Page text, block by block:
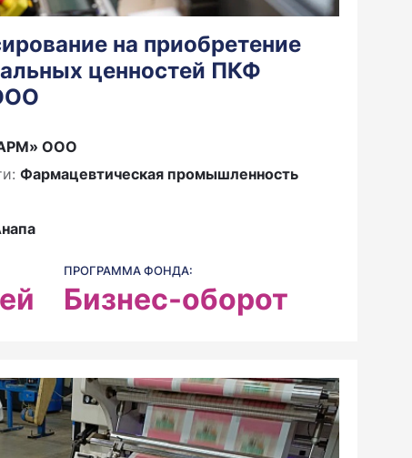
на приобретение
ценностей ПКФ
ООО
Фармацевтическая промышленность
ПРОГРАММА ФОНДА:
Бизнес-оборот